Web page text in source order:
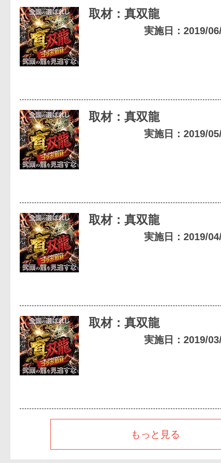
取材：真双龍
実施日：2019/
取材：真双龍
実施日：2019/
取材：真双龍
実施日：2019/
取材：真双龍
実施日：2019/
もっと見る